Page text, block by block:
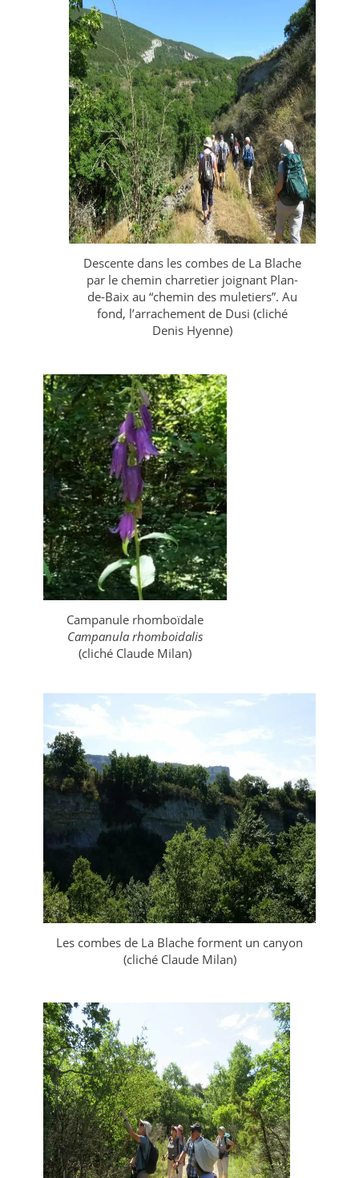
Descente dans les combes de La Blache
par le chemin charretier joignant Plan-
de-Baix au “chemin des muletiers”. Au
fond, l’arrachement de Dusi (cliché
Denis Hyenne)
Campanule rhomboïdale
Campanula rhomboidalis
(cliché Claude Milan)
Les combes de La Blache forment un canyon
(cliché Claude Milan)